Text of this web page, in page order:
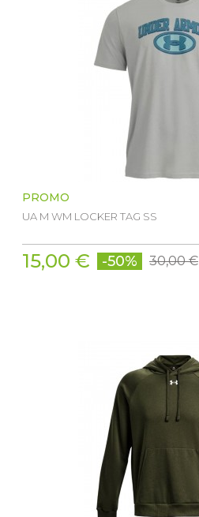
PROMO
UA M WM LOCKER TAG SS
15,00 € -50% 30,00 €